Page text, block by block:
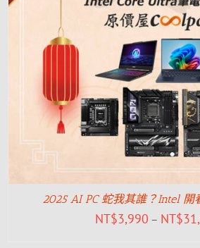
2025 AI PC 蛇我其誰？Intel 開
NT$3,990 – NT$